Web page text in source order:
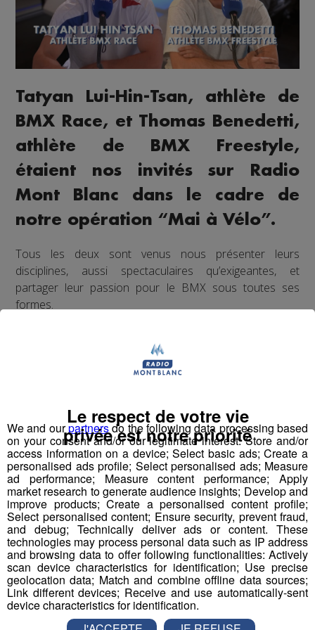
Tatyan Lui-Hin-Tsan, athlète de
BMX Race, et Thomas Benedetti,
athlète de BMX Freestyle,
étaient nos invités sur Radio
Mont Blanc dans le cadre de
notre opération “Mai à Vélo”.
Tous les deux sont venus nous présenter leurs
disciplines, aussi spectaculaires qu’exigeantes, et
partager leur passion pour le BMX sous toutes ses
formes.
revenu sur le BMX Race, discipline olympique mêlant
vitesse, technique et explosivité sur des pistes à bosses
haut niveau international.
Thomas Benedetti a présenté l’univers du BMX
Freestyle, une discipline tournée vers les figures et la
créativité, devenue olympique depuis les Jeux de Tokyo.
Rider haut-savoyard bien connu dans la discipline, il
œuvre aussi au développement du BMX freestyle sur le
territoire à travers des événements et démonstrations
en Haute-Savoie.
Entre performance, engagement, sensations et culture
vélo, ils ont chacun partagé leur vision d’un sport
spectaculaire, accessible et en plein essor.
We and ourpartnersdo the following data processing based
on your consent and/or our legitimate interest: Store and/or
access information on a device; Select basic ads; Create a
personalised ads profile; Select personalised ads; Measure
ad performance; Measure content performance; Apply
market research to generate audience insights; Develop and
improve products; Create a personalised content profile;
Select personalised content; Ensure security, prevent fraud,
and debug; Technically deliver ads or content. These
technologies may process personal data such as IP address
and browsing data to offer following functionalities: Actively
scan device characteristics for identification; Use precise
geolocation data; Match and combine offline data sources;
Link different devices; Receive and use automatically-sent
device characteristics for identification.
Le respect de votre vie
privée est notre priorité